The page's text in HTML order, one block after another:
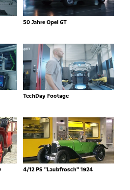
50 Jahre Opel GT
TechDay Footage
4/12 PS "Laubfrosch" 1924